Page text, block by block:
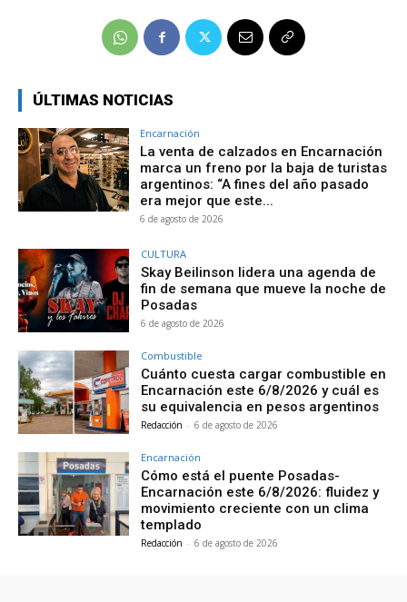
ÚLTIMAS NOTICIAS
Encarnación
La venta de calzados en Encarnación
marca un freno por la baja de turistas
argentinos: “A fines del año pasado
era mejor que este...
6 de agosto de 2026
CULTURA
Skay Beilinson lidera una agenda de
fin de semana que mueve la noche de
Posadas
6 de agosto de 2026
Combustible
Cuánto cuesta cargar combustible en
Encarnación este 6/8/2026 y cuál es
su equivalencia en pesos argentinos
Redacción - 6 de agosto de 2026
Encarnación
Cómo está el puente Posadas-
Encarnación este 6/8/2026: fluidez y
movimiento creciente con un clima
templado
Redacción - 6 de agosto de 2026